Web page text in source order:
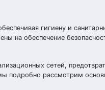
гигиену и
на обеспечение
сетей,
подробно рассмотрим